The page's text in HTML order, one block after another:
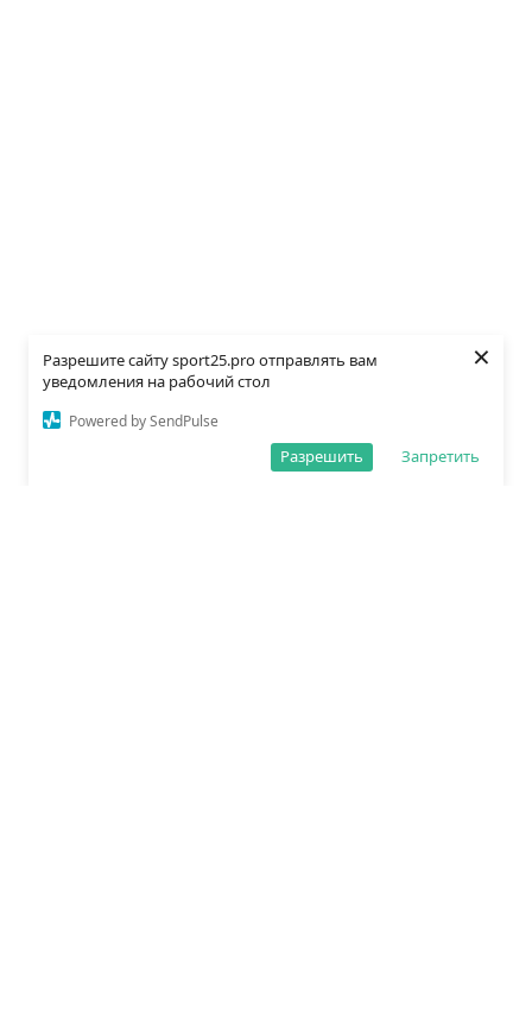
Разрешите сайту sport25.pro отправлять вам
уведомления на рабочий стол
Powered by SendPulse
Запретить
Разрешить
×